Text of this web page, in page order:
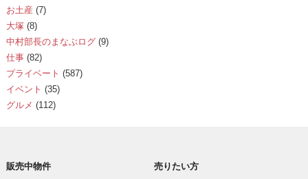
お土産 (7)
大塚(8)
中村部長のまなぶログ(9)
仕事(82)
プライベート (587)
イベント (35)
グルメ (112)
販売中物件
売りたい方